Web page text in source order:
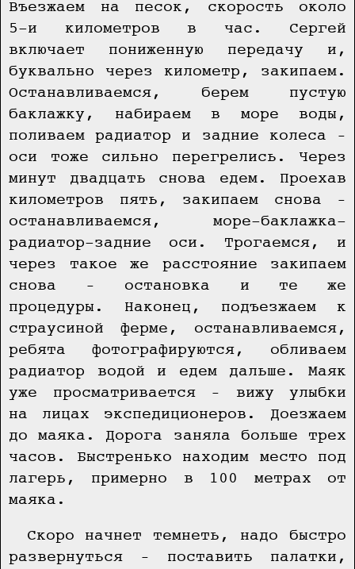
Въезжаем на песок, скорость около
5-и километров в час. Сергей
включает пониженную передачу и,
буквально через километр, закипаем.
Останавливаемся, берем пустую
баклажку, набираем в море воды,
поливаем радиатор и задние колеса –
оси тоже сильно перегрелись. Через
минут двадцать снова едем. Проехав
километров пять, закипаем снова –
останавливаемся, море-баклажка-
радиатор-задние оси. Трогаемся, и
через такое же расстояние закипаем
снова – остановка и те же
процедуры. Наконец, подъезжаем к
страусиной ферме, останавливаемся,
ребята фотографируются, обливаем
радиатор водой и едем дальше. Маяк
уже просматривается – вижу улыбки
на лицах экспедиционеров. Доезжаем
до маяка. Дорога заняла больше трех
часов. Быстренько находим место под
лагерь, примерно в 100 метрах от
маяка.
Скоро начнет темнеть, надо быстро
развернуться – поставить палатки,